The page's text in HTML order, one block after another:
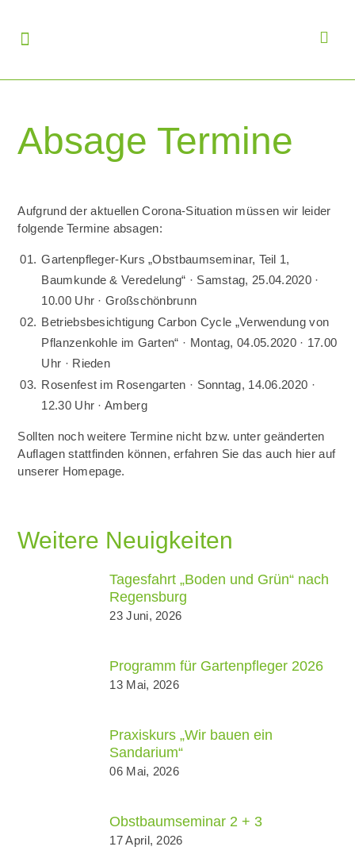
Absage Termine
Aufgrund der aktuellen Corona-Situation müssen wir leider
folgende Termine absagen:
Gartenpfleger-Kurs „Obstbaumseminar, Teil 1,
Baumkunde & Veredelung“ · Samstag, 25.04.2020 ·
10.00 Uhr · Großschönbrunn
Betriebsbesichtigung Carbon Cycle „Verwendung von
Pflanzenkohle im Garten“ · Montag, 04.05.2020 · 17.00
Uhr · Rieden
Rosenfest im Rosengarten · Sonntag, 14.06.2020 ·
12.30 Uhr · Amberg
Sollten noch weitere Termine nicht bzw. unter geänderten
Auflagen stattfinden können, erfahren Sie das auch hier auf
unserer Homepage.
Weitere Neuigkeiten
Tagesfahrt „Boden und Grün“ nach
Regensburg
23 Juni, 2026
Programm für Gartenpfleger 2026
13 Mai, 2026
Praxiskurs „Wir bauen ein
Sandarium“
06 Mai, 2026
Obstbaumseminar 2 + 3
17 April, 2026